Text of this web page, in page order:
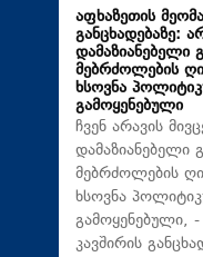
აფხაზეთის
განცხადებაზე:
დამაზიანებელი
მებრძოლების
ხსოვნა
გამოყენებული
ჩვენ არავის
დამაზიანებელი
მებრძოლების
ხსოვნა
გამოყენებული,
კავშირის